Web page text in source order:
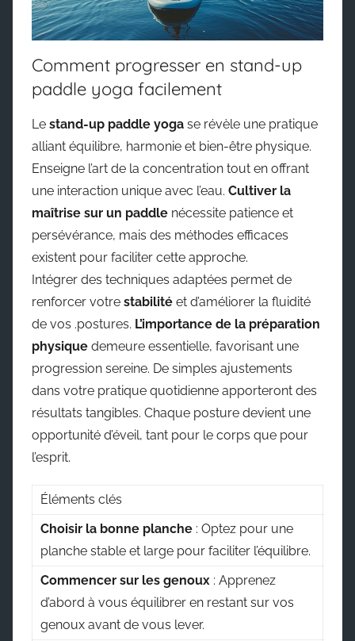
Comment progresser en stand-up
paddle yoga facilement
Le stand-up paddle yoga se révèle une pratique
alliant équilibre, harmonie et bien-être physique.
Enseigne l’art de la concentration tout en offrant
une interaction unique avec l’eau. Cultiver la
maîtrise sur un paddle nécessite patience et
persévérance, mais des méthodes efficaces
existent pour faciliter cette approche.
Intégrer des techniques adaptées permet de
renforcer votre stabilité et d’améliorer la fluidité
de vos .postures. L’importance de la préparation
physique demeure essentielle, favorisant une
progression sereine. De simples ajustements
dans votre pratique quotidienne apporteront des
résultats tangibles. Chaque posture devient une
opportunité d’éveil, tant pour le corps que pour
l’esprit.
Éléments clés
Choisir la bonne planche: Optez pour une
planche stable et large pour faciliter l’équilibre.
Commencer sur les genoux: Apprenez
d’abord à vous équilibrer en restant sur vos
genoux avant de vous lever.